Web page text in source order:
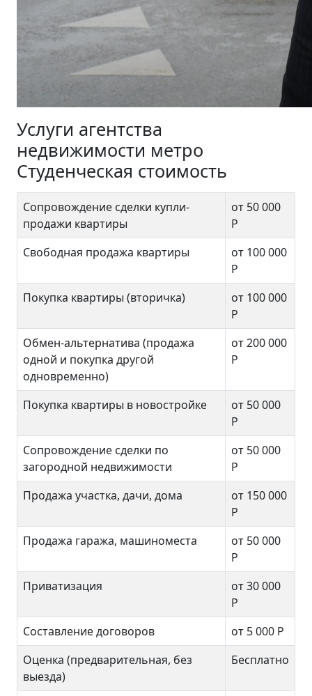
Услуги агентства
недвижимости метро
Студенческая стоимость
Сопровождение сделки купли-
продажи квартиры
от 50 000
Р
Свободная продажа квартиры
от 100 000
Р
Покупка квартиры (вторичка)
от 100 000
Р
Обмен-альтернатива (продажа
одной и покупка другой
одновременно)
от 200 000
Р
Покупка квартиры в новостройке
от 50 000
Р
Сопровождение сделки по
загородной недвижимости
от 50 000
Р
Продажа участка, дачи, дома
от 150 000
Р
Продажа гаража, машиноместа
от 50 000
Р
Приватизация
от 30 000
Р
Составление договоров
от 5 000 Р
Оценка (предварительная, без
выезда)
Бесплатно